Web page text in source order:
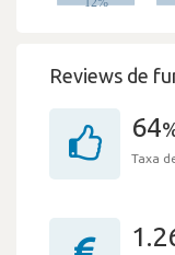
Reviews de
64
Taxa